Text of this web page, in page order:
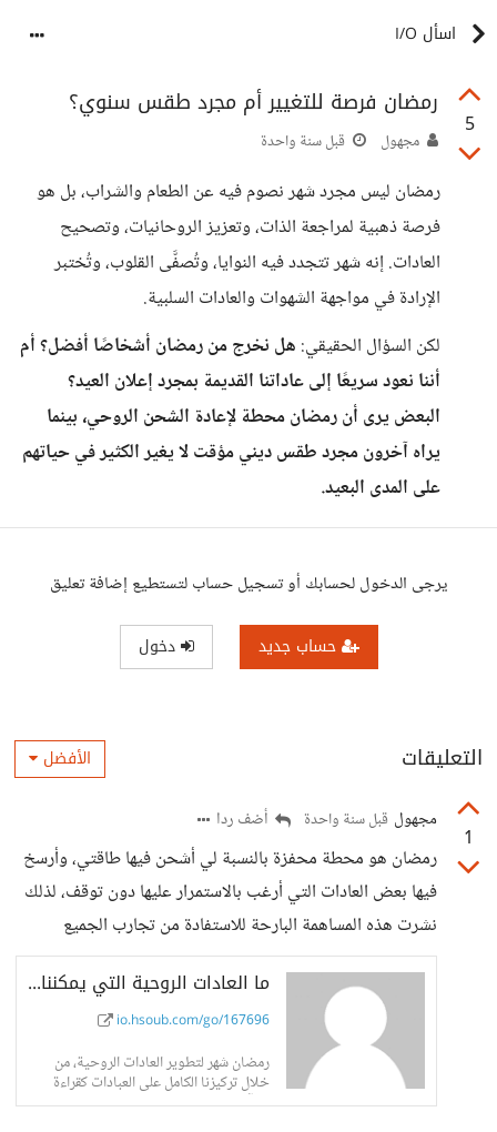
اسأل I/O
5
رمضان فرصة للتغيير أم مجرد طقس سنوي؟
مجهول قبل سنة واحدة
رمضان ليس مجرد شهر نصوم فيه عن الطعام والشراب، بل هو
فرصة ذهبية لمراجعة الذات، وتعزيز الروحانيات، وتصحيح
العادات. إنه شهر تتجدد فيه النوايا، وتُصفَّى القلوب، وتُختبر
الإرادة في مواجهة الشهوات والعادات السلبية.
لكن السؤال الحقيقي: هل نخرج من رمضان أشخاصًا أفضل؟ أم
أننا نعود سريعًا إلى عاداتنا القديمة بمجرد إعلان العيد؟
البعض يرى أن رمضان محطة لإعادة الشحن الروحي، بينما
يراه آخرون مجرد طقس ديني مؤقت لا يغير الكثير في حياتهم
على المدى البعيد.
يرجى الدخول لحسابك أو تسجيل حساب لتستطيع إضافة تعليق
حساب جديد دخول
التعليقات الأفضل
1
مجهول قبل سنة واحدة أضف ردا
رمضان هو محطة محفزة بالنسبة لي أشحن فيها طاقتي، وأرسخ
فيها بعض العادات التي أرغب بالاستمرار عليها دون توقف، لذلك
نشرت هذه المساهمة البارحة للاستفادة من تجارب الجميع
ما العادات الروحية التي يمكننا تطويرها في رمضان واستدامتها بعده؟ - حسوب I/O
io.hsoub.com/go/167696
رمضان شهر لتطوير العادات الروحية، من
خلال تركيزنا الكامل على العبادات كقراءة
القرآن والذكر والالتزام بالصلاة